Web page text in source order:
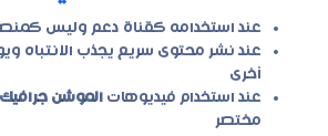
عند استخدامه كقناة دعم وليس
عند نشر محتوى سريع يجذب الانتباه
أخرى
عند استخدام فيديوهات الموشن جرافيك
مختصر